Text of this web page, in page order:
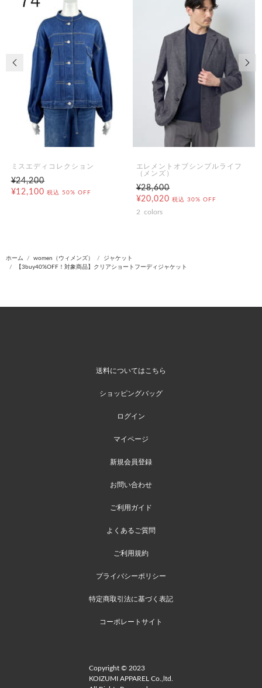
ミスエディコレクション
¥24,200
¥12,100 税込 50% OFF
エレメントオブシンプルライフ
（メンズ）
¥28,600
¥20,020 税込 30% OFF
2 colors
前の画像
ホーム women（ウィメンズ）
ジャケット
【3buy40%OFF！対象商品】クリアショートフーディジャケット
送料についてはこちら
ショッピングバッグ
ログイン
マイページ
新規会員登録
お問い合わせ
ご利用ガイド
よくあるご質問
ご利用規約
プライバシーポリシー
特定商取引法に基づく表記
コーポレートサイト
Copyright © 2023
KOIZUMI APPAREL Co.,ltd.